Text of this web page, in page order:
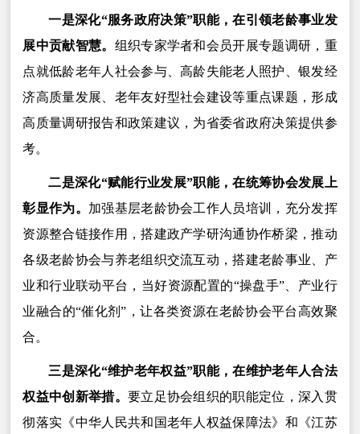
一是深化“服务政府决策”职能，在引领老龄事业发
展中贡献智慧。 组织专家学者和会员开展专题调研，重
点就低龄老年人社会参与、高龄失能老人照护、银发经
济高质量发展、老年友好型社会建设等重点课题，形成
高质量调研报告和政策建议，为省委省政府决策提供参
考。
二是深化“赋能行业发展”职能，在统筹协会发展上
彰显作为。 加强基层老龄协会工作人员培训，充分发挥
资源整合链接作用，搭建政产学研沟通协作桥梁，推动
各级老龄协会与养老组织交流互动，搭建老龄事业、产
业和行业联动平台，当好资源配置的“操盘手”、产业行
业融合的“催化剂”，让各类资源在老龄协会平台高效聚
合。
三是深化“维护老年权益”职能，在维护老年人合法
权益中创新举措。 要立足协会组织的职能定位，深入贯
彻落实《中华人民共和国老年人权益保障法》和《江苏